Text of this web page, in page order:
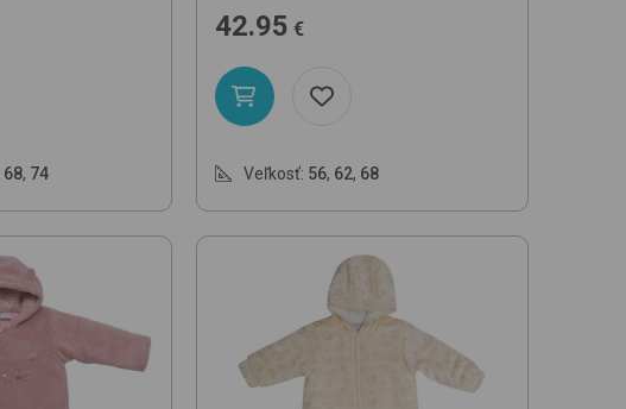
68, 74
42.95 €
Veľkosť: 56, 62, 68